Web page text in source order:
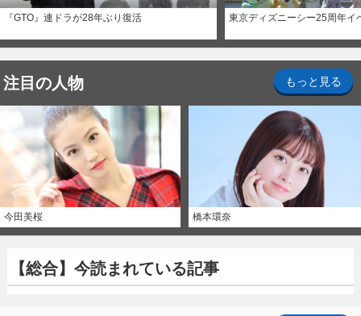
『GTO』連ドラが28年ぶり復活 東京ディズニーシー25周年イ
注目の人物 もっと見る
今田美桜 橋本環奈
【総合】今読まれている記事